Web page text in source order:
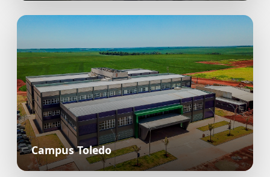
Campus Toledo